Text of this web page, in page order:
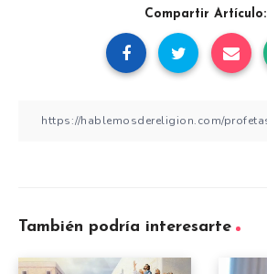
Compartir Artículo:
También podría interesarte